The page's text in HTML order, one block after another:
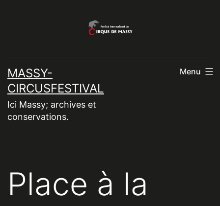
MASSY-
CIRCUSFESTIVAL
Ici Massy; archives et
conservations.
Menu
Place à la